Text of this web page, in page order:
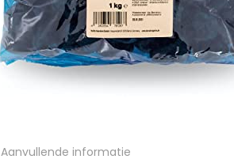
Aanvullende informatie